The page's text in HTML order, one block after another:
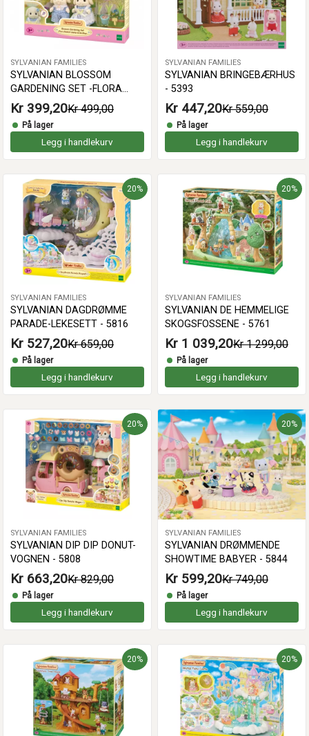
SYLVANIAN FAMILIES
SYLVANIAN BLOSSOM
GARDENING SET -FLORA
RABBIT SISTER & BROTHER -
5736
Kr 399,20Kr 499,00
På lager
Legg i handlekurv
SYLVANIAN FAMILIES
SYLVANIAN BRINGEBÆRHUS
- 5393
Kr 447,20Kr 559,00
På lager
Legg i handlekurv
20%
SYLVANIAN FAMILIES
SYLVANIAN DAGDRØMME
PARADE-LEKESETT - 5816
Kr 527,20Kr 659,00
På lager
Legg i handlekurv
20%
SYLVANIAN FAMILIES
SYLVANIAN DE HEMMELIGE
SKOGSFOSSENE - 5761
Kr 1 039,20Kr 1 299,00
På lager
Legg i handlekurv
20%
SYLVANIAN FAMILIES
SYLVANIAN DIP DIP DONUT-
VOGNEN - 5808
Kr 663,20Kr 829,00
På lager
Legg i handlekurv
20%
SYLVANIAN FAMILIES
SYLVANIAN DRØMMENDE
SHOWTIME BABYER - 5844
Kr 599,20Kr 749,00
På lager
Legg i handlekurv
20% 20%